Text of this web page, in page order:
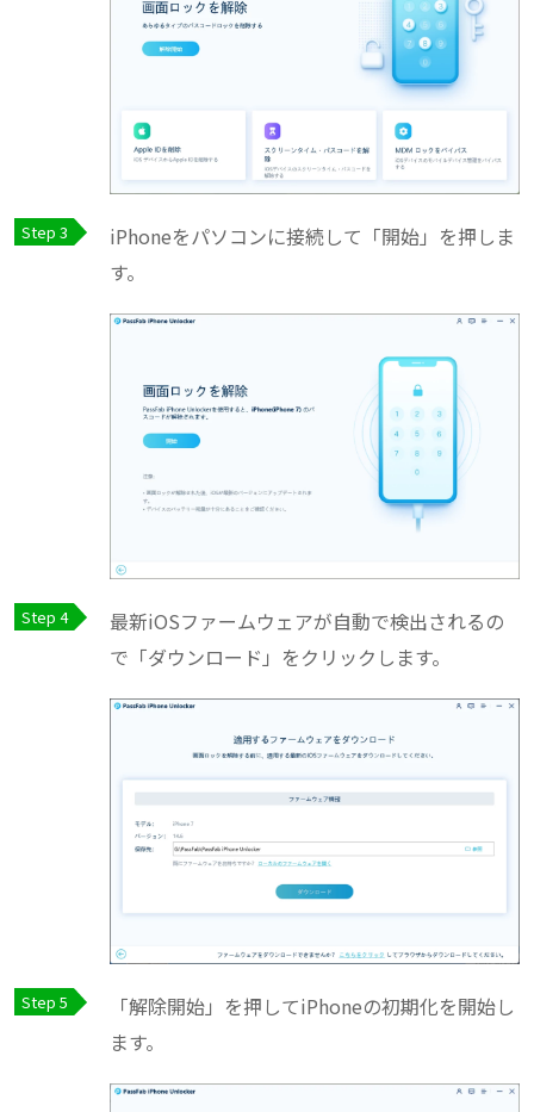
iPhoneをパソコンに接続して「開始」を押しま
す。
最新iOSファームウェアが自動で検出されるの
で「ダウンロード」をクリックします。
「解除開始」を押してiPhoneの初期化を開始し
ます。